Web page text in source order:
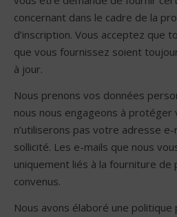
concernant dans le cadre de la
d’inscription. Vous acceptez que
que vous fournissez soient
à jour.
Nous prenons vos données
nous nous engageons à
n’utiliserons pas votre adresse
sollicité. Les e-mails que nous
uniquement liés à la fourniture
convenus.
Nous avons élaboré une